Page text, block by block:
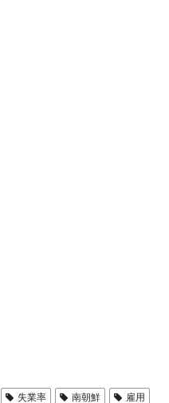
失業率 南朝鮮 雇用